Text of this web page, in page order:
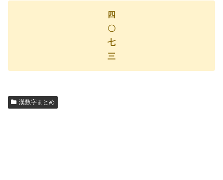
四
〇
七
三
漢数字まとめ